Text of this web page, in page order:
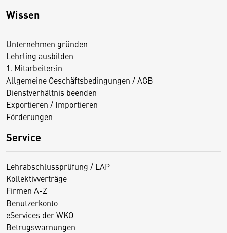
Wissen
Unternehmen gründen
Lehrling ausbilden
1. Mitarbeiter:in
Allgemeine Geschäftsbedingungen / AGB
Dienstverhältnis beenden
Exportieren / Importieren
Förderungen
Service
Lehrabschlussprüfung / LAP
Kollektivverträge
Firmen A-Z
Benutzerkonto
eServices der WKO
Betrugswarnungen